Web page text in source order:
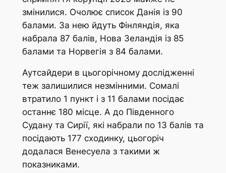
змінилися. Очолює список Данія із 90
балами. За нею йдуть Фінляндія, яка
набрала 87 балів, Нова Зеландія із 85
балами та Норвегія з 84 балами.
Аутсайдери в цьогорічному дослідженні
теж залишилися незмінними. Сомалі
втратило 1 пункт і з 11 балами посідає
останнє 180 місце. А до Південного
Судану та Сирії, які набрали по 13 балів та
посідають 177 сходинку, цьогоріч
додалася Венесуела з такими ж
показниками.